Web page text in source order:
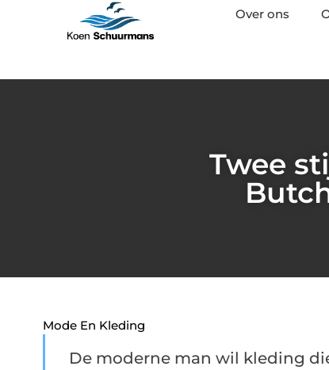
Over ons
Twee
Mode En Kleding
De moderne man wil kleding